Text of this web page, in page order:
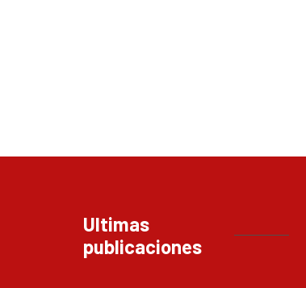
Ultimas
publicaciones